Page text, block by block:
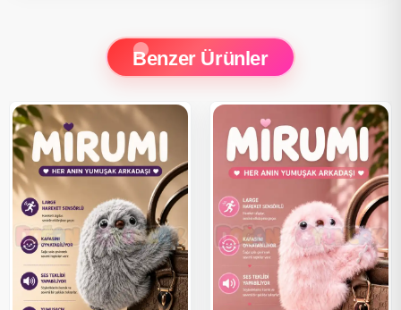
Benzer Ürünler